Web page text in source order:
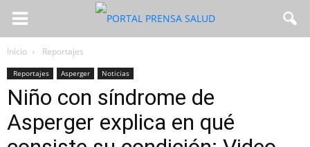
Inicio Reportajes
Reportajes Asperger Noticias
Niño con síndrome de
Asperger explica en qué